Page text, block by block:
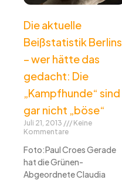
Die aktuelle
Beißstatistik Berlins
– wer hätte das
gedacht: Die
„Kampfhunde“ sind
gar nicht „böse“
Juli 21, 2013
Keine
Kommentare
Foto:Paul Croes Gerade
hat die Grünen-
Abgeordnete Claudia